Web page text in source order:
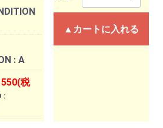
: A
税
:
▲カートに入れる